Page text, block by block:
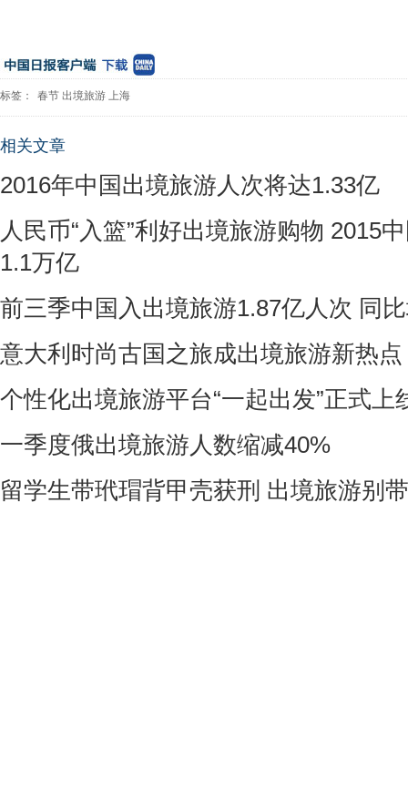
标签： 春节 出境旅游 上海
相关文章
2016年中国出境旅游人次将达1.33亿
人民币“入篮”利好出境旅游购物 2015
1.1万亿
前三季中国入出境旅游1.87亿人次 同
意大利时尚古国之旅成出境旅游新热点
个性化出境旅游平台“一起出发”正式上
一季度俄出境旅游人数缩减40%
留学生带玳瑁背甲壳获刑 出境旅游别